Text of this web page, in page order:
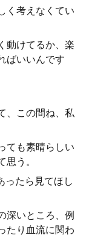
く考えなくてい
動けてるか、楽
ばいいんです
、この間ね、私
ても素晴らしい
う。
ったら見てほし
深いところ、例
たり血流に関わ